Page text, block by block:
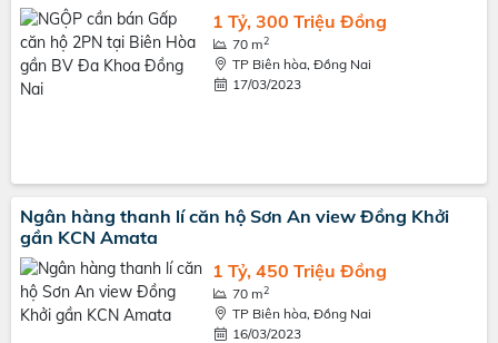
1 Tỷ, 300 Triệu Đồng
70 m2
TP Biên hòa, Đồng Nai
17/03/2023
Ngân hàng thanh lí căn hộ Sơn An view Đồng Khởi
gần KCN Amata
1 Tỷ, 450 Triệu Đồng
70 m2
TP Biên hòa, Đồng Nai
16/03/2023